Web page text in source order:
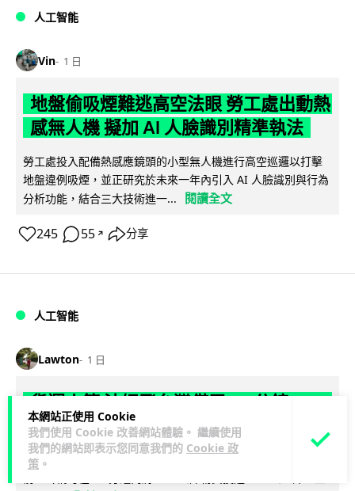
本網站正使用 Cookie
我們使用 Cookie 改善網站體驗。 繼續使用
我們的網站即表示您同意我們的 Cookie 政
策 。
人工智能
Vin 1 日
地盤偷吸煙難逃高空法眼 勞工處出動熱
感無人機 擬加 AI 人臉識別精準執法
勞工處投入配備熱感應鏡頭的小型無人機進行高空巡邏以打擊
地盤違例吸煙，並正研究於未來一年內引入 AI 人臉識別與行為
分析功能，結合三大技術進一...
閱讀全文
245 55 ↗ 分享
人工智能
Lawton 1 日
貨運火箭 沖繩飛台灣僅需 15 分鐘 Hop
Aero 將 550 磅貨物運送至 725 公里外
【真正用火箭送貨】美國初創 Hop Aero 公開自動駕駛貨運火